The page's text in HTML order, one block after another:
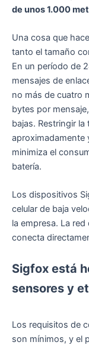
de unos 1.000
Una cosa que
tanto el tamaño
En un período de
mensajes de
no más de cuatro
bytes por
bajas. Restringir
aproximadamente
minimiza el
batería.
Los dispositivos
celular de baja
la empresa. La
conecta
Sigfox está
sensores y
Los requisitos de
son mínimos, y el